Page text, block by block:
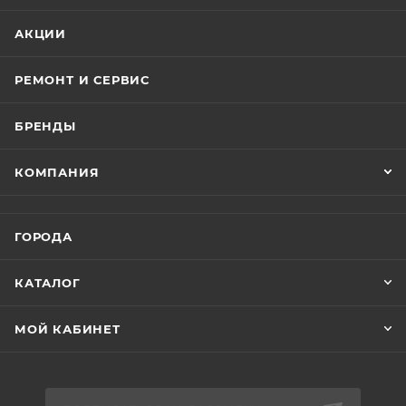
возможности приложений, использующих
новым iPhone 15. Его 6,1-дюймовый OLED-экран
связь, True Tone и защищен прочным стеклом
АКЦИИ
РЕМОНТ И СЕРВИС
БРЕНДЫ
КОМПАНИЯ
ГОРОДА
КАТАЛОГ
МОЙ КАБИНЕТ